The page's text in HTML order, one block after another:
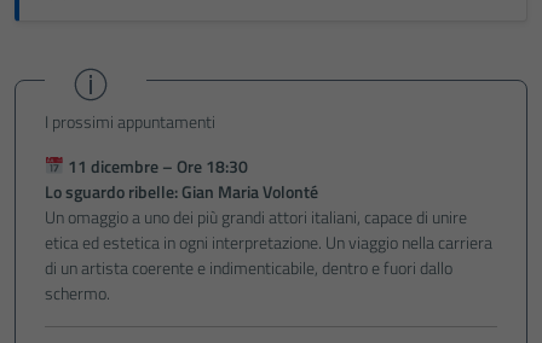
I prossimi appuntamenti
11 dicembre – Ore 18:30
Lo sguardo ribelle: Gian Maria Volonté
Un omaggio a uno dei più grandi attori italiani, capace di unire
etica ed estetica in ogni interpretazione. Un viaggio nella carriera
di un artista coerente e indimenticabile, dentro e fuori dallo
schermo.